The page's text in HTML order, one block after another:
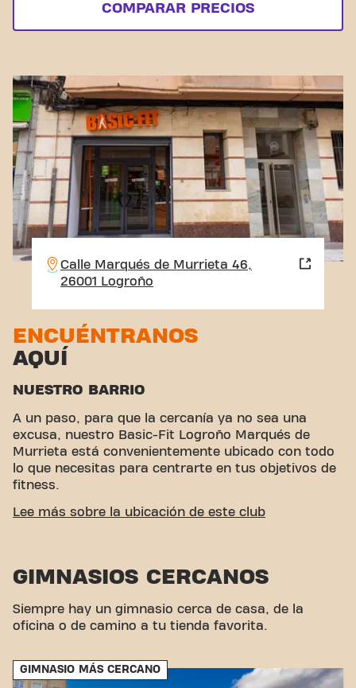
COMPARAR PRECIOS
Calle Marqués de Murrieta 46,
26001 Logroño
ENCUÉNTRANOS
AQUÍ
NUESTRO BARRIO
A un paso, para que la cercanía ya no sea una
excusa, nuestro Basic-Fit Logroño Marqués de
Murrieta está convenientemente ubicado con todo
lo que necesitas para centrarte en tus objetivos de
fitness.
ACCESIBILIDAD FÁCIL
y relajarse. Con su fácil acceso, el gimnasio es una
visitantes.
Lee más sobre la ubicación de este club
GIMNASIOS CERCANOS
Siempre hay un gimnasio cerca de casa, de la
oficina o de camino a tu tienda favorita.
GIMNASIO MÁS CERCANO